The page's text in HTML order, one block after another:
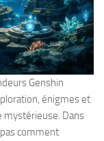
Genshin
énigmes et
mystérieuse. Dans
comment